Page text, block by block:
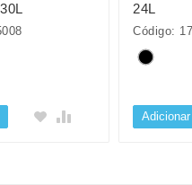
24L
Código:
Adicionar